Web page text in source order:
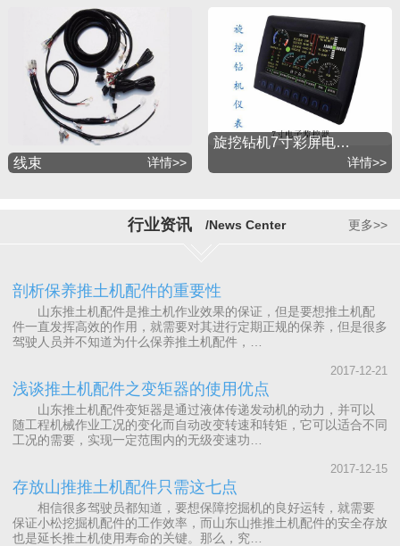
线束 详情>>
旋挖钻机7寸彩屏电…
详情>>
行业资讯 /News Center 更多>>
剖析保养推土机配件的重要性
山东推土机配件是推土机作业效果的保证，但是要想推土机配
件一直发挥高效的作用，就需要对其进行定期正规的保养，但是很多
驾驶人员并不知道为什么保养推土机配件，…
2017-12-21
浅谈推土机配件之变矩器的使用优点
山东推土机配件变矩器是通过液体传递发动机的动力，并可以
随工程机械作业工况的变化而自动改变转速和转矩，它可以适合不同
工况的需要，实现一定范围内的无级变速功…
2017-12-15
存放山推推土机配件只需这七点
相信很多驾驶员都知道，要想保障挖掘机的良好运转，就需要
保证小松挖掘机配件的工作效率，而山东山推推土机配件的安全存放
也是延长推土机使用寿命的关键。那么，究…